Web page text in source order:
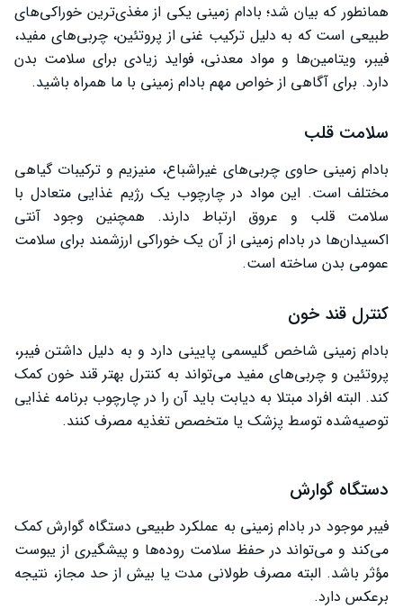
ارزش غذایی بادام زمینی
بهترین زمان مصرف بادام زمینی
چه افرادی باید در مصرف بادام زمینی احتیاط کنند؟
نتیجه گیری
همانطور که بیان شد؛ بادام زمینی یکی از مغذی‌ترین خوراکی‌های
طبیعی است که به دلیل ترکیب غنی از پروتئین، چربی‌های مفید،
فیبر، ویتامین‌ها و مواد معدنی، فواید زیادی برای سلامت بدن
دارد. برای آگاهی از خواص مهم بادام زمینی با ما همراه باشید.
سلامت قلب
بادام زمینی حاوی چربی‌های غیراشباع، منیزیم و ترکیبات گیاهی
مختلف است. این مواد در چارچوب یک رژیم غذایی متعادل با
سلامت قلب و عروق ارتباط دارند. همچنین وجود آنتی‌
اکسیدان‌ها در بادام زمینی از آن یک خوراکی ارزشمند برای سلامت
عمومی بدن ساخته است.
کنترل قند خون
بادام زمینی شاخص گلیسمی پایینی دارد و به دلیل داشتن فیبر،
پروتئین و چربی‌های مفید می‌تواند به کنترل بهتر قند خون کمک
کند. البته افراد مبتلا به دیابت باید آن را در چارچوب برنامه غذایی
توصیه‌شده توسط پزشک یا متخصص تغذیه مصرف کنند.
دستگاه گوارش
فیبر موجود در بادام زمینی به عملکرد طبیعی دستگاه گوارش کمک
می‌کند و می‌تواند در حفظ سلامت روده‌ها و پیشگیری از یبوست
مؤثر باشد. البته مصرف طولانی مدت یا بیش از حد مجاز، نتیجه
برعکس دارد.